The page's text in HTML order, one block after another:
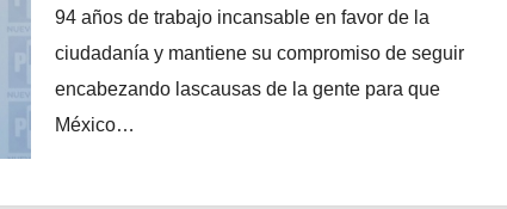
94 años de trabajo incansable en favor de la
ciudadanía y mantiene su compromiso de seguir
encabezando lascausas de la gente para que
México…